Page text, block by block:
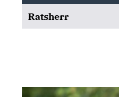
Ratsherr